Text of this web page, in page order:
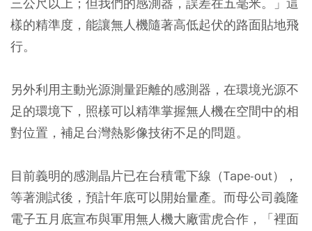
樣的精準度，能讓無人機隨著高低起伏的路面貼地飛
行。
另外利用主動光源測量距離的感測器，在環境光源不
足的環境下，照樣可以精準掌握無人機在空間中的相
對位置，補足台灣熱影像技術不足的問題。
目前義明的感測晶片已在台積電下線（Tape-out），
等著測試後，預計年底可以開始量產。而母公司義隆
電子五月底宣布與軍用無人機大廠雷虎合作，「裡面